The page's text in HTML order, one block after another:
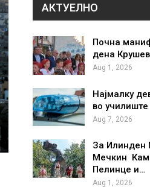
АКТУЕЛНО
Почна
дена
Aug 1, 2026
Најмалку
во училиште
Aug 7, 2026
За Илинден
Мечкин
Пелинце и…
Aug 1, 2026